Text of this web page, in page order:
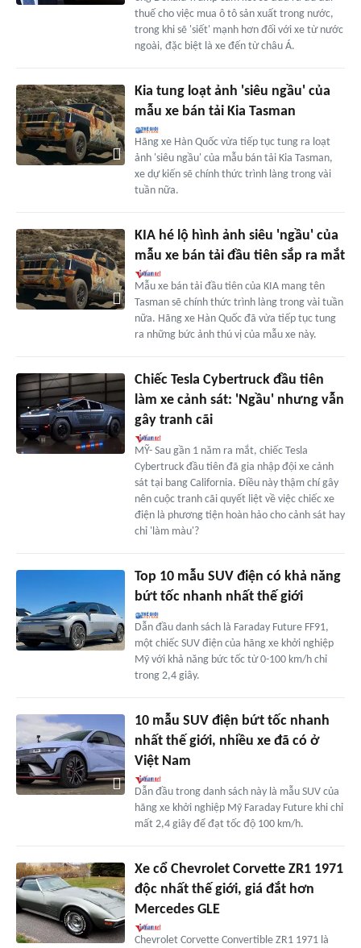
thuế cho việc mua ô tô sản xuất trong nước,
trong khi sẽ 'siết' mạnh hơn đối với xe từ nước
ngoài, đặc biệt là xe đến từ châu Á.
Kia tung loạt ảnh 'siêu ngầu' của
mẫu xe bán tải Kia Tasman
Hãng xe Hàn Quốc vừa tiếp tục tung ra loạt
ảnh 'siêu ngầu' của mẫu bán tải Kia Tasman,
xe dự kiến sẽ chính thức trình làng trong vài
tuần nữa.
KIA hé lộ hình ảnh siêu 'ngầu' của
mẫu xe bán tải đầu tiên sắp ra mắt
Mẫu xe bán tải đầu tiên của KIA mang tên
Tasman sẽ chính thức trình làng trong vài tuần
nữa. Hãng xe Hàn Quốc đã vừa tiếp tục tung
ra những bức ảnh thú vị của mẫu xe này.
Chiếc Tesla Cybertruck đầu tiên
làm xe cảnh sát: 'Ngầu' nhưng vẫn
gây tranh cãi
MỸ- Sau gần 1 năm ra mắt, chiếc Tesla
Cybertruck đầu tiên đã gia nhập đội xe cảnh
sát tại bang California. Điều này thậm chí gây
nên cuộc tranh cãi quyết liệt về việc chiếc xe
điện là phương tiện hoàn hảo cho cảnh sát hay
chỉ 'làm màu'?
Top 10 mẫu SUV điện có khả năng
bứt tốc nhanh nhất thế giới
Dẫn đầu danh sách là Faraday Future FF91,
một chiếc SUV điện của hãng xe khởi nghiệp
Mỹ với khả năng bức tốc từ 0-100 km/h chỉ
trong 2,4 giây.
10 mẫu SUV điện bứt tốc nhanh
nhất thế giới, nhiều xe đã có ở
Việt Nam
Dẫn đầu trong danh sách này là mẫu SUV của
hãng xe khởi nghiệp Mỹ Faraday Future khi chỉ
mất 2,4 giây để đạt tốc độ 100 km/h.
Xe cổ Chevrolet Corvette ZR1 1971
độc nhất thế giới, giá đắt hơn
Mercedes GLE
Chevrolet Corvette Convertible ZR1 1971 là